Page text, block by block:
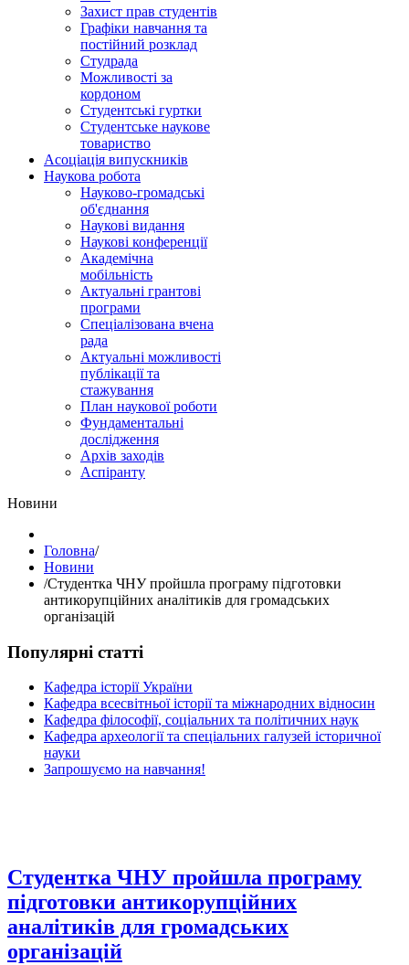
Захист прав студентів
Графіки навчання та
постійний розклад
Студрада
Можливості за
кордоном
Студентські гуртки
Студентське наукове
товариство
Асоціація випускників
Наукова робота
Науково-громадські
об'єднання
Наукові видання
Наукові конференції
Академічна
мобільність
Актуальні грантові
програми
Спеціалізована вчена
рада
Актуальні можливості
публікації та
стажування
План наукової роботи
Фундаментальні
дослідження
Архів заходів
Аспіранту
Hовини
Головна/
Hовини
/Студентка ЧНУ пройшла програму підготовки
антикорупційних аналітиків для громадських
організацій
Популярні статті
Кафедра історії України
Кафедра всесвітньої історії та міжнародних відносин
Кафедра філософії, соціальних та політичних наук
Кафедра археології та спеціальних галузей історичної
науки
Запрошуємо на навчання!
Студентка ЧНУ пройшла програму
підготовки антикорупційних
аналітиків для громадських
організацій